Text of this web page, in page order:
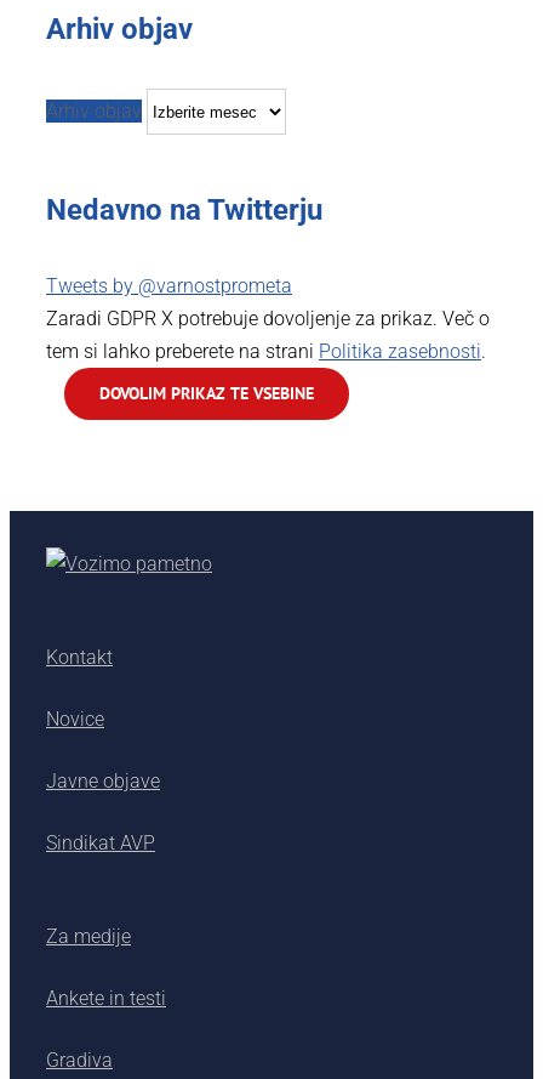
Arhiv objav
Arhiv objav
Nedavno na Twitterju
Tweets by @varnostprometa
Zaradi GDPR X potrebuje dovoljenje za prikaz. Več o
tem si lahko preberete na strani Politika zasebnosti.
DOVOLIM PRIKAZ TE VSEBINE
Kontakt
Novice
Javne objave
Sindikat AVP
Za medije
Ankete in testi
Gradiva